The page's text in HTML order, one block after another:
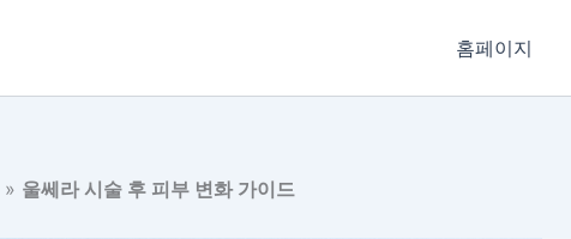
홈페이지
» 울쎄라 시술 후 피부 변화 가이드